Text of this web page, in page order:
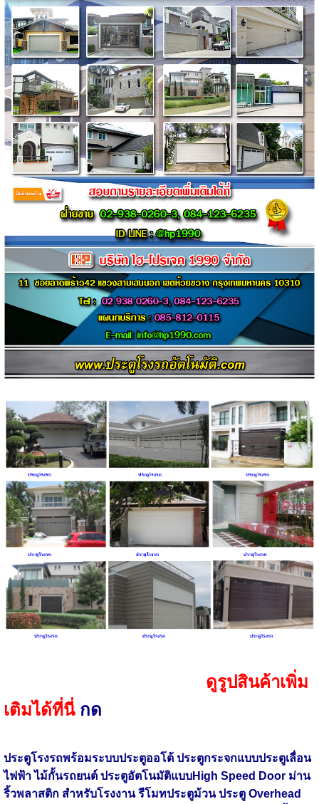
ดูรูปสินค้าเพิ่ม
เติมได้ที่นี่กด
ประตูโรงรถพร้อมระบบประตูออโต้ ประตูกระจกแบบประตูเลื่อน
ไฟฟ้า ไม้กั้นรถยนต์ ประตูอัตโนมัติแบบHigh Speed Door ม่าน
ริ้วพลาสติก สำหรับโรงงาน รีโมทประตูม้วน ประตู Overhead